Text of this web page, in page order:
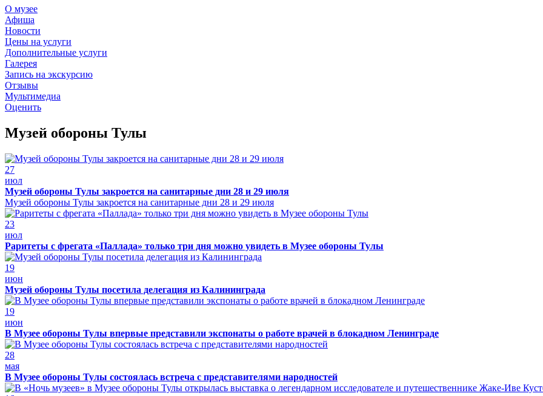
О музее
Афиша
Новости
Цены на услуги
Дополнительные услуги
Галерея
Запись на экскурсию
Отзывы
Мультимедиа
Оценить
Музей обороны Тулы
27
июл
Музей обороны Тулы закроется на санитарные дни 28 и 29 июля
Музей обороны Тулы закроется на санитарные дни 28 и 29 июля
23
июл
Раритеты с фрегата «Паллада» только три дня можно увидеть в Музее обороны Тулы
19
июн
Музей обороны Тулы посетила делегация из Калининграда
19
июн
В Музее обороны Тулы впервые представили экспонаты о работе врачей в блокадном Ленинграде
28
мая
В Музее обороны Тулы состоялась встреча с представителями народностей